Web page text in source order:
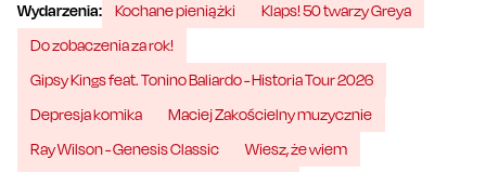
Wydarzenia: Kochane pieniążki
Klaps! 50 twarzy Greya
Do zobaczenia za rok!
Gipsy Kings feat. Tonino Baliardo - Historia Tour 2026
Depresja komika
Maciej Zakościelny muzycznie
Ray Wilson - Genesis Classic
Wiesz, że wiem